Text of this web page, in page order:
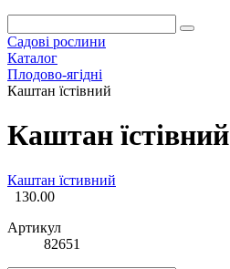
Садові рослини
Каталог
Плодово-ягідні
Каштан їстівний
Каштан їстівний
Каштан їстивний
130.00
Артикул
82651